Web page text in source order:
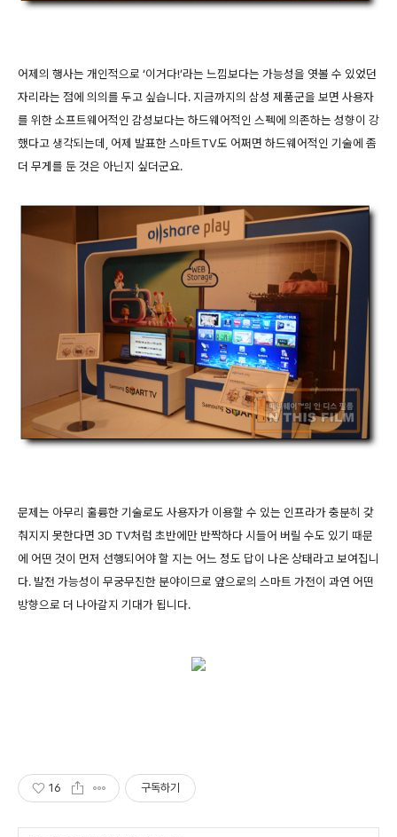
어제의 행사는 개인적으로 ‘이거다!’라는 느낌보다는 가능성을 엿볼 수 있었던
자리라는 점에 의의를 두고 싶습니다. 지금까지의 삼성 제품군을 보면 사용자
를 위한 소프트웨어적인 감성보다는 하드웨어적인 스펙에 의존하는 성향이 강
했다고 생각되는데, 어제 발표한 스마트TV도 어쩌면 하드웨어적인 기술에 좀
더 무게를 둔 것은 아닌지 싶더군요.
문제는 아무리 훌륭한 기술로도 사용자가 이용할 수 있는 인프라가 충분히 갖
춰지지 못한다면 3D TV처럼 초반에만 반짝하다 시들어 버릴 수도 있기 때문
에 어떤 것이 먼저 선행되어야 할 지는 어느 정도 답이 나온 상태라고 보여집니
다. 발전 가능성이 무궁무진한 분야이므로 앞으로의 스마트 가전이 과연 어떤
방향으로 더 나아갈지 기대가 됩니다.
16 구독하기